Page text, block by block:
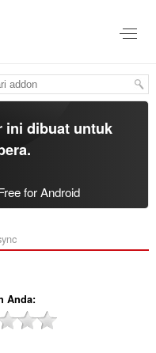
ini dibuat untuk
.
for Android
Anda